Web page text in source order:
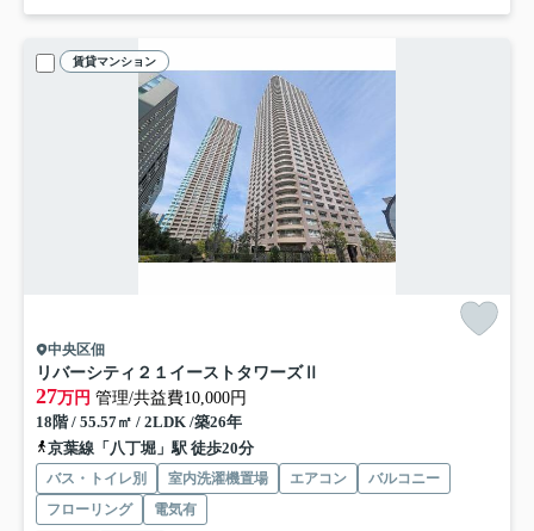
賃貸マンション
中央区佃
リバーシティ２１イーストタワーズⅡ
27万円 管理/共益費10,000円
18階 / 55.57㎡ / 2LDK /築26年
京葉線「八丁堀」駅 徒歩20分
バス・トイレ別 室内洗濯機置場 エアコン
バルコニー
フローリング
電気有